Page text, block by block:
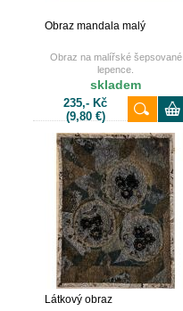
Obraz mandala malý
Obraz na malířské šepsované
lepence.
skladem
235,- Kč
(9,80 €)
Látkový obraz